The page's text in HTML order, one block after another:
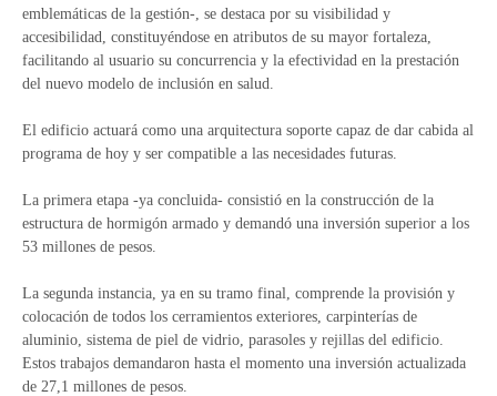
emblemáticas de la gestión-, se destaca por su visibilidad y
accesibilidad, constituyéndose en atributos de su mayor fortaleza,
facilitando al usuario su concurrencia y la efectividad en la prestación
del nuevo modelo de inclusión en salud.
El edificio actuará como una arquitectura soporte capaz de dar cabida al
programa de hoy y ser compatible a las necesidades futuras.
La primera etapa -ya concluida- consistió en la construcción de la
estructura de hormigón armado y demandó una inversión superior a los
53 millones de pesos.
La segunda instancia, ya en su tramo final, comprende la provisión y
colocación de todos los cerramientos exteriores, carpinterías de
aluminio, sistema de piel de vidrio, parasoles y rejillas del edificio.
Estos trabajos demandaron hasta el momento una inversión actualizada
de 27,1 millones de pesos.